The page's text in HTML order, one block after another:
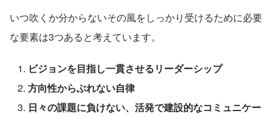
いつ吹くか分からないその風をしっかり受けるために必要
な要素は3つあると考えています。
ビジョンを目指し一貫させるリーダーシップ
方向性からぶれない自律
日々の課題に負けない、活発で建設的なコミュニケー